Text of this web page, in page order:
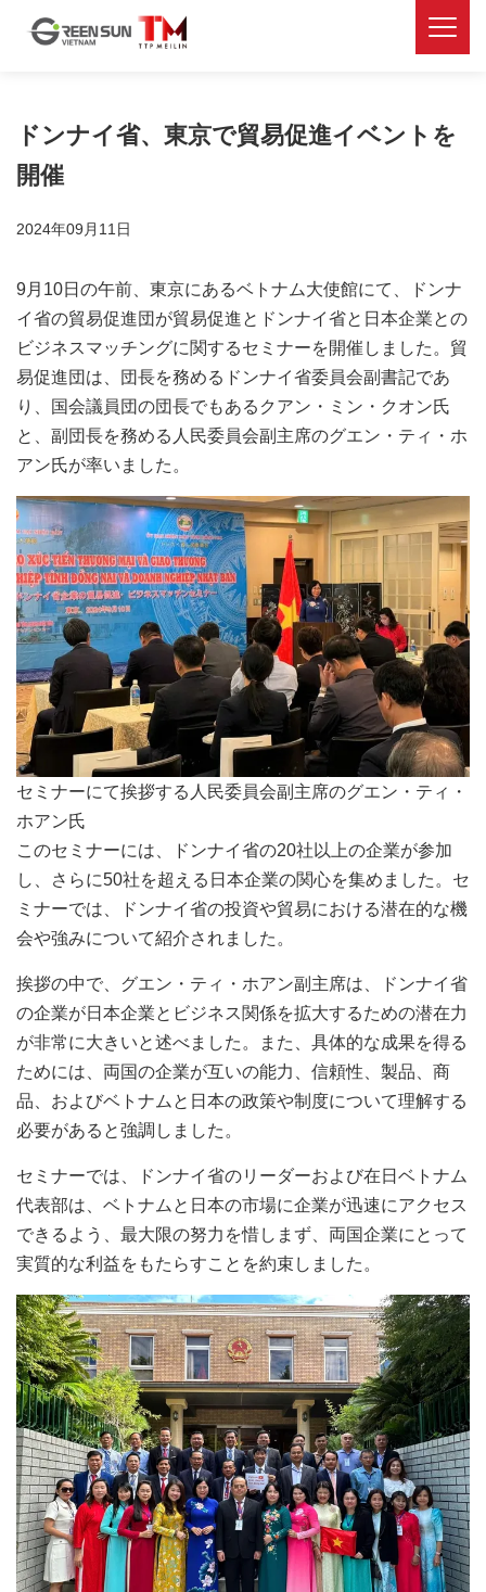
ドンナイ省、東京で貿易促進イベントを
開催
2024年09月11日
9月10日の午前、東京にあるベトナム大使館にて、ドンナ
イ省の貿易促進団が貿易促進とドンナイ省と日本企業との
ビジネスマッチングに関するセミナーを開催しました。貿
易促進団は、団長を務めるドンナイ省委員会副書記であ
り、国会議員団の団長でもあるクアン・ミン・クオン氏
と、副団長を務める人民委員会副主席のグエン・ティ・ホ
アン氏が率いました。
セミナーにて挨拶する人民委員会副主席のグエン・ティ・
ホアン氏
このセミナーには、ドンナイ省の20社以上の企業が参加
し、さらに50社を超える日本企業の関心を集めました。セ
ミナーでは、ドンナイ省の投資や貿易における潜在的な機
会や強みについて紹介されました。
挨拶の中で、グエン・ティ・ホアン副主席は、ドンナイ省
の企業が日本企業とビジネス関係を拡大するための潜在力
が非常に大きいと述べました。また、具体的な成果を得る
ためには、両国の企業が互いの能力、信頼性、製品、商
品、およびベトナムと日本の政策や制度について理解する
必要があると強調しました。
セミナーでは、ドンナイ省のリーダーおよび在日ベトナム
代表部は、ベトナムと日本の市場に企業が迅速にアクセス
できるよう、最大限の努力を惜しまず、両国企業にとって
実質的な利益をもたらすことを約束しました。